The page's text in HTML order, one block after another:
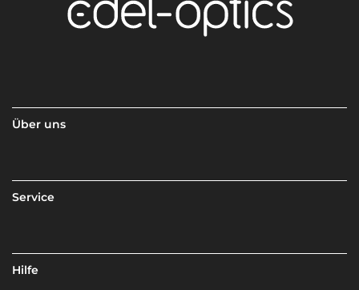
Über uns
Service
Hilfe